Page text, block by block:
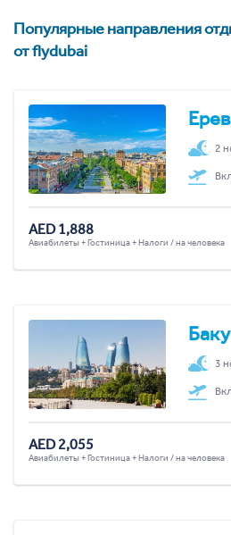
Популярные направления
от flydubai
2
AED 1,888
Авиабилеты + Гостиница + Налоги / на человека
Баку
3
AED 2,055
Авиабилеты + Гостиница + Налоги / на человека